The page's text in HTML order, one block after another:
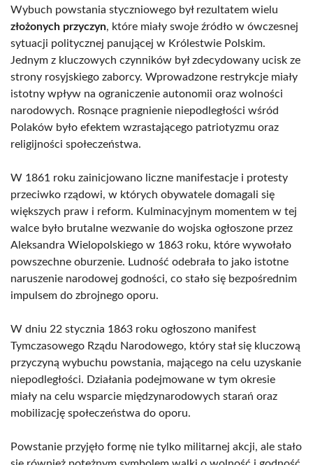
Wybuch powstania styczniowego był rezultatem wielu
złożonych przyczyn, które miały swoje źródło w ówczesnej
sytuacji politycznej panującej w Królestwie Polskim.
Jednym z kluczowych czynników był zdecydowany ucisk ze
strony rosyjskiego zaborcy. Wprowadzone restrykcje miały
istotny wpływ na ograniczenie autonomii oraz wolności
narodowych. Rosnące pragnienie niepodległości wśród
Polaków było efektem wzrastającego patriotyzmu oraz
religijności społeczeństwa.
W 1861 roku zainicjowano liczne manifestacje i protesty
przeciwko rządowi, w których obywatele domagali się
większych praw i reform. Kulminacyjnym momentem w tej
walce było brutalne wezwanie do wojska ogłoszone przez
Aleksandra Wielopolskiego w 1863 roku, które wywołało
powszechne oburzenie. Ludność odebrała to jako istotne
naruszenie narodowej godności, co stało się bezpośrednim
impulsem do zbrojnego oporu.
W dniu 22 stycznia 1863 roku ogłoszono manifest
Tymczasowego Rządu Narodowego, który stał się kluczową
przyczyną wybuchu powstania, mającego na celu uzyskanie
niepodległości. Działania podejmowane w tym okresie
miały na celu wsparcie międzynarodowych starań oraz
mobilizację społeczeństwa do oporu.
Powstanie przyjęło formę nie tylko militarnej akcji, ale stało